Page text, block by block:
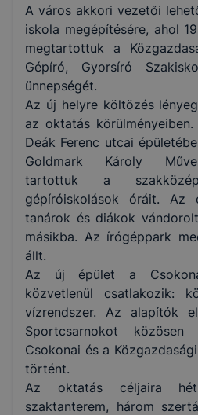
A város akkori vezetői
iskola megépítésére, ahol
megtartottuk a
Gépíró, Gyorsíró
ünnepségét.
Az új helyre költözés
az oktatás
Deák Ferenc utcai
Goldmark Károly
tartottuk a
gépíróiskolások óráit. Az
tanárok és diákok
másikba. Az írógéppark
állt.
Az új épület a
közvetlenül csatlakozik:
vízrendszer. Az alapítók
Sportcsarnokot
Csokonai és a
történt.
Az oktatás céljaira
szaktanterem, három